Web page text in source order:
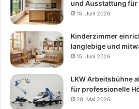
und Ausstattung für
15. Juni 2026
Kinderzimmer
langlebige und
15. Juni 2026
LKW Arbeitsbühne
für professionelle
28. Mai 2026